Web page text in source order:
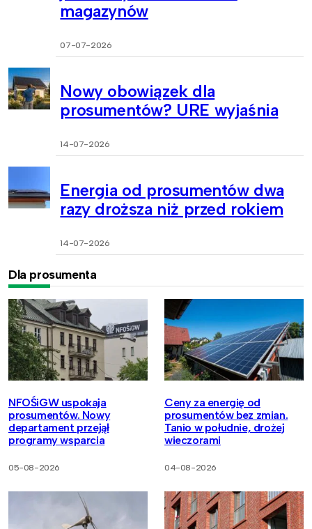
magazynów
07-07-2026
Nowy obowiązek dla
prosumentów? URE wyjaśnia
14-07-2026
Energia od prosumentów dwa
razy droższa niż przed rokiem
14-07-2026
Dla prosumenta
NFOŚiGW uspokaja
prosumentów. Nowy
departament przejął
programy wsparcia
05-08-2026
Ceny za energię od
prosumentów bez zmian.
Tanio w południe, drożej
wieczorami
04-08-2026